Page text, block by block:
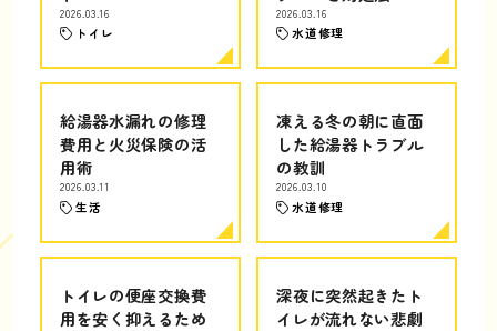
2026.03.16
トイレ
2026.03.16
水道修理
給湯器水漏れの修理
費用と火災保険の活
用術
2026.03.11
生活
凍える冬の朝に直面
した給湯器トラブル
の教訓
2026.03.10
水道修理
トイレの便座交換費
用を安く抑えるため
深夜に突然起きたト
イレが流れない悲劇